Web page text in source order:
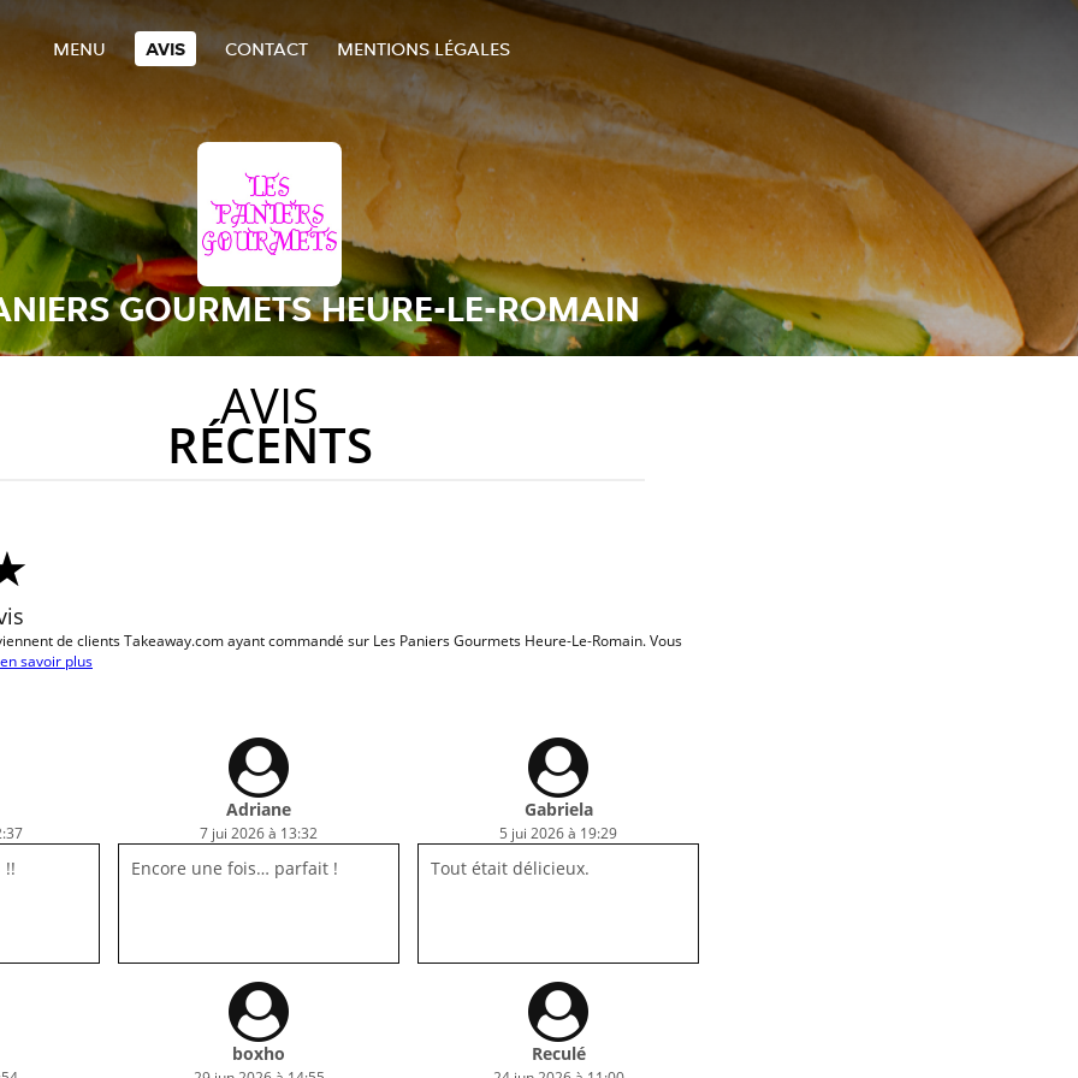
MENU AVIS CONTACT MENTIONS LÉGALES
GOURMETS HEURE-LE-ROMAIN
AVIS
RÉCENTS
de clients Takeaway.com ayant commandé sur Les Paniers Gourmets Heure-Le-Romain. Vous
savoir plus
!!
Adriane
7 jui 2026 à 13:32
Encore une fois… parfait !
Gabriela
5 jui 2026 à 19:29
Tout était délicieux.
boxho Reculé